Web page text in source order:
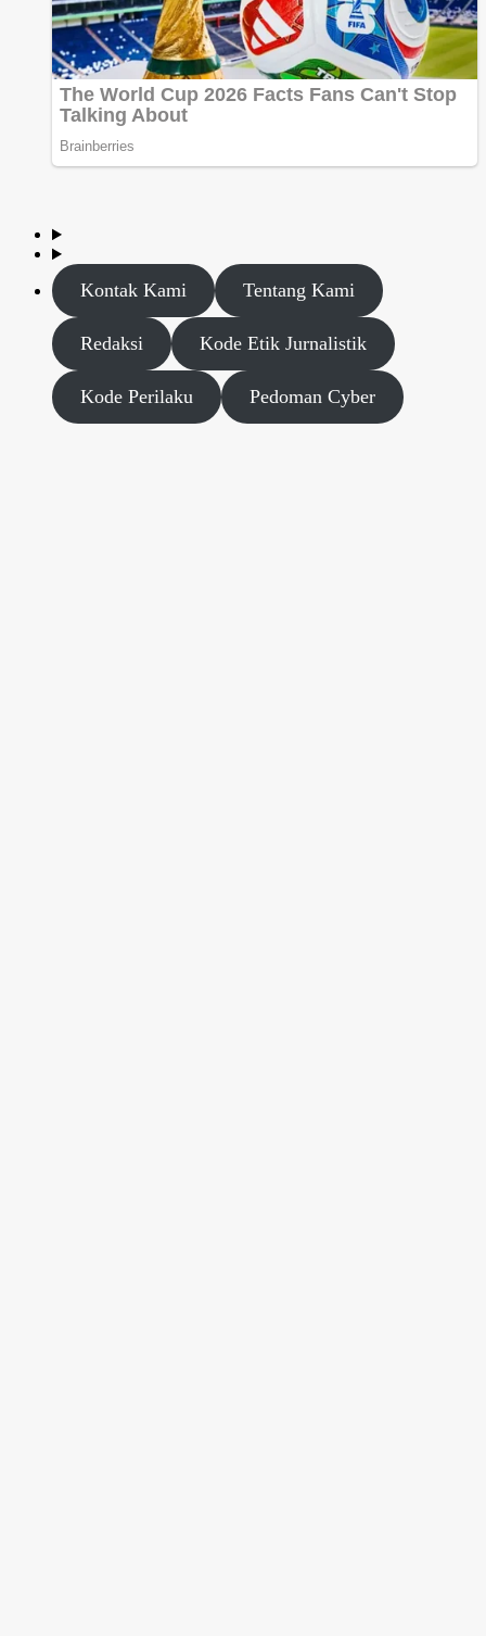
Kontak Kami Tentang Kami
Redaksi Kode Etik Jurnalistik
Kode Perilaku Pedoman Cyber